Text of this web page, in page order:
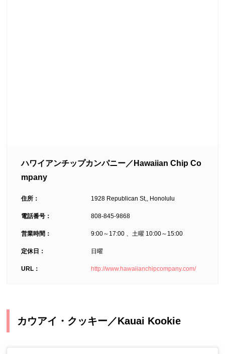
ハワイアンチップカンパニー／Hawaiian Chip Co
mpany
住所： 1928 Republican St,, Honolulu
電話番号： 808-845-9868
営業時間： 9:00～17:00 、土曜 10:00～15:00
定休日： 日曜
URL： http://www.hawaiianchipcompany.com/
カウアイ・クッキー／Kauai Kookie